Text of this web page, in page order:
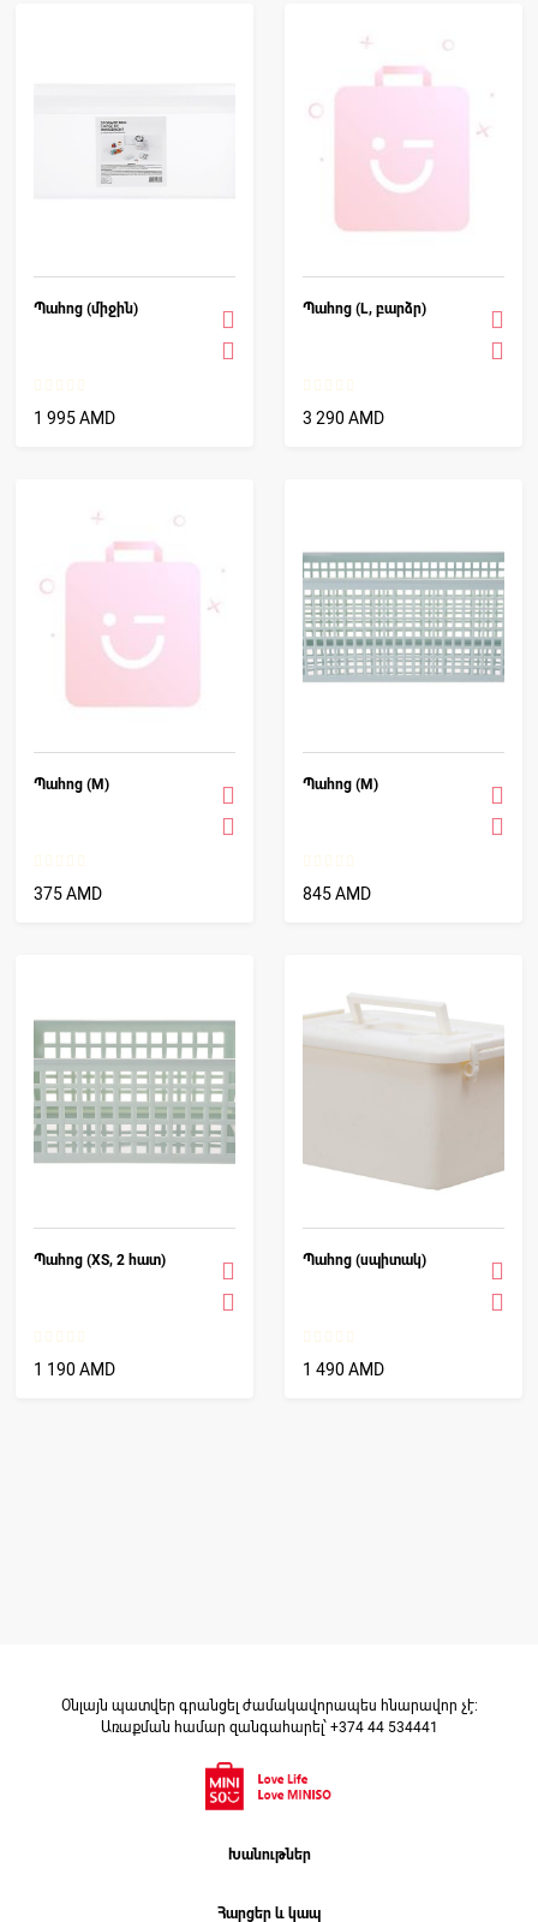
Պահոց (միջին)
1 995 AMD
Պահոց (L, բարձր)
3 290 AMD
Պահոց (M)
375 AMD
Պահոց (M)
845 AMD
Պահոց (XS, 2 հատ)
1 190 AMD
Պահոց (սպիտակ)
1 490 AMD
Օնլայն պատվեր գրանցել ժամակավորապես հնարավոր չէ։
Առաքման համար զանգահարել՝ +374 44 534441
Խանութներ
Հարցեր և կապ